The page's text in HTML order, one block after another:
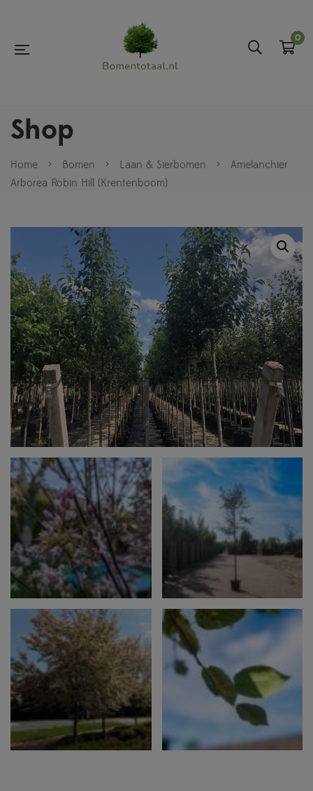
0
Shop
Home > Bomen > Laan & Sierbomen >
Amelanchier
Arborea Robin Hill (Krentenboom)